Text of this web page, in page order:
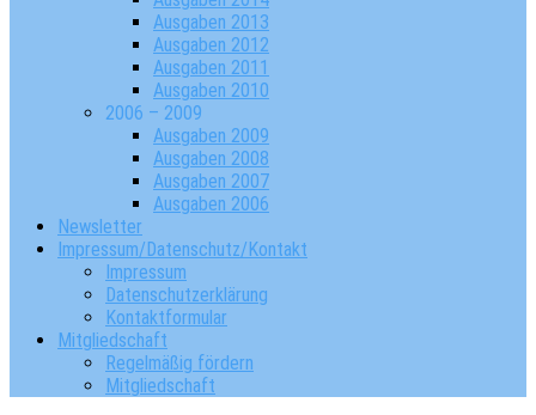
Ausgaben 2013
Ausgaben 2012
Ausgaben 2011
Ausgaben 2010
2006 – 2009
Ausgaben 2009
Ausgaben 2008
Ausgaben 2007
Ausgaben 2006
Newsletter
Impressum/Datenschutz/Kontakt
Impressum
Datenschutzerklärung
Kontaktformular
Mitgliedschaft
Regelmäßig fördern
Mitgliedschaft